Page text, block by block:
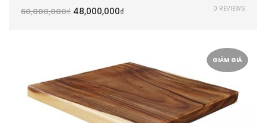
60,000,000₫ 48,000,000₫ 0 REVIEWS
GIẢM GIÁ